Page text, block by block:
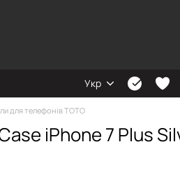
Укр
для телефонів TOTO
iPhone 7 Plus